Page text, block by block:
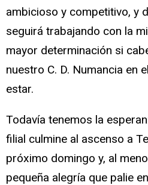
ambicioso y competitivo, y
seguirá trabajando con la
mayor determinación si
nuestro C. D. Numancia en
estar.
Todavía tenemos la
filial culmine al ascenso a
próximo domingo y, al
pequeña alegría que palie